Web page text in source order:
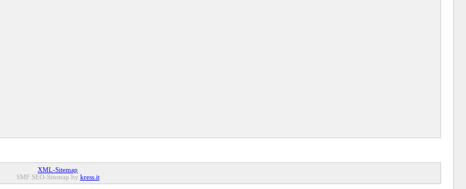
XML-Sitemap
SMF SEO-Sitemap by kress.it